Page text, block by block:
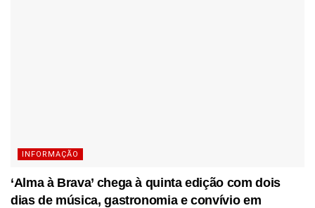
INFORMAÇÃO
‘Alma à Brava’ chega à quinta edição com dois
dias de música, gastronomia e convívio em